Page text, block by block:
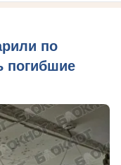
по
погибшие